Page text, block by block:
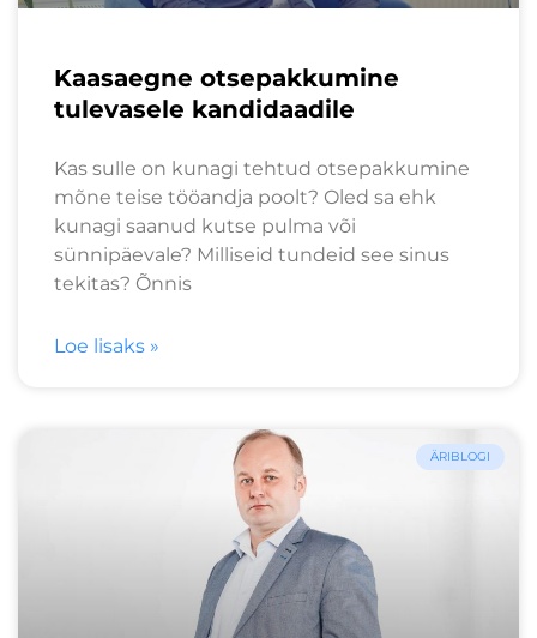
Kaasaegne otsepakkumine
tulevasele kandidaadile
Kas sulle on kunagi tehtud otsepakkumine
mõne teise tööandja poolt? Oled sa ehk
kunagi saanud kutse pulma või
sünnipäevale? Milliseid tundeid see sinus
tekitas? Õnnis
Loe lisaks »
ÄRIBLOGI